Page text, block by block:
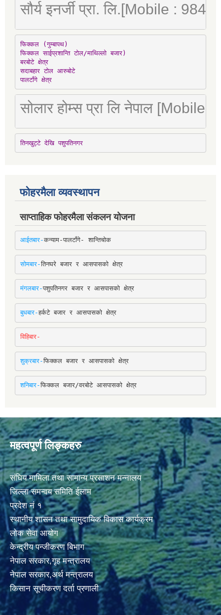
सौर्य इनर्जी प्रा. लि.[Mobile :
फिक्कल (गुम्बापथ)
फिक्कल साईप्रशान्ति टोल/माथिल्लो बजार)
बरबोटे क्षेत्र
सदाबहार टोल आरुबोटे
पालटाँगे क्षेत्र
सोलार होम्स प्रा लि नेपाल [Mobile
तिनखुट्टे देखि पशुपतिनगर
फोहरमैला व्यवस्थापन
साप्ताहिक फोहरमैला संकलन योजना
आईतबार-कन्याम-पालटाँगे- शान्तिचोक
सोमबार-तिनघरे बजार र आसपासको क्षेत्र
मंगलबार-पशुपतिनगर बजार र आसपासको क्षेत्र
बुधबार-हर्कटे बजार र आसपासको क्षेत्र
विहिबार-
शुक्रबार-फिक्कल बजार र आसपासको क्षेत्र
शनिबार-फिक्कल बजार/वरबोटे आसपासको क्षेत्र
महत्वपूर्ण लिङ्कहरु
संघिय मामिला तथा सामान्य प्रसाशन मन्नालय
जिल्ला समन्वय समिति ईलाम
प्रदेश नं १
स्थानीय शासन तथा सामुदायिक विकास कार्यक्रम
लोक सेवा आयोग
केन्द्रीय पन्जीकरण बिभाग
नेपाल सरकार,गृह मन्त्रालय
नेपाल सरकार,अर्थ मन्त्रालय
किसान सूचीकरण दर्ता प्रणाली